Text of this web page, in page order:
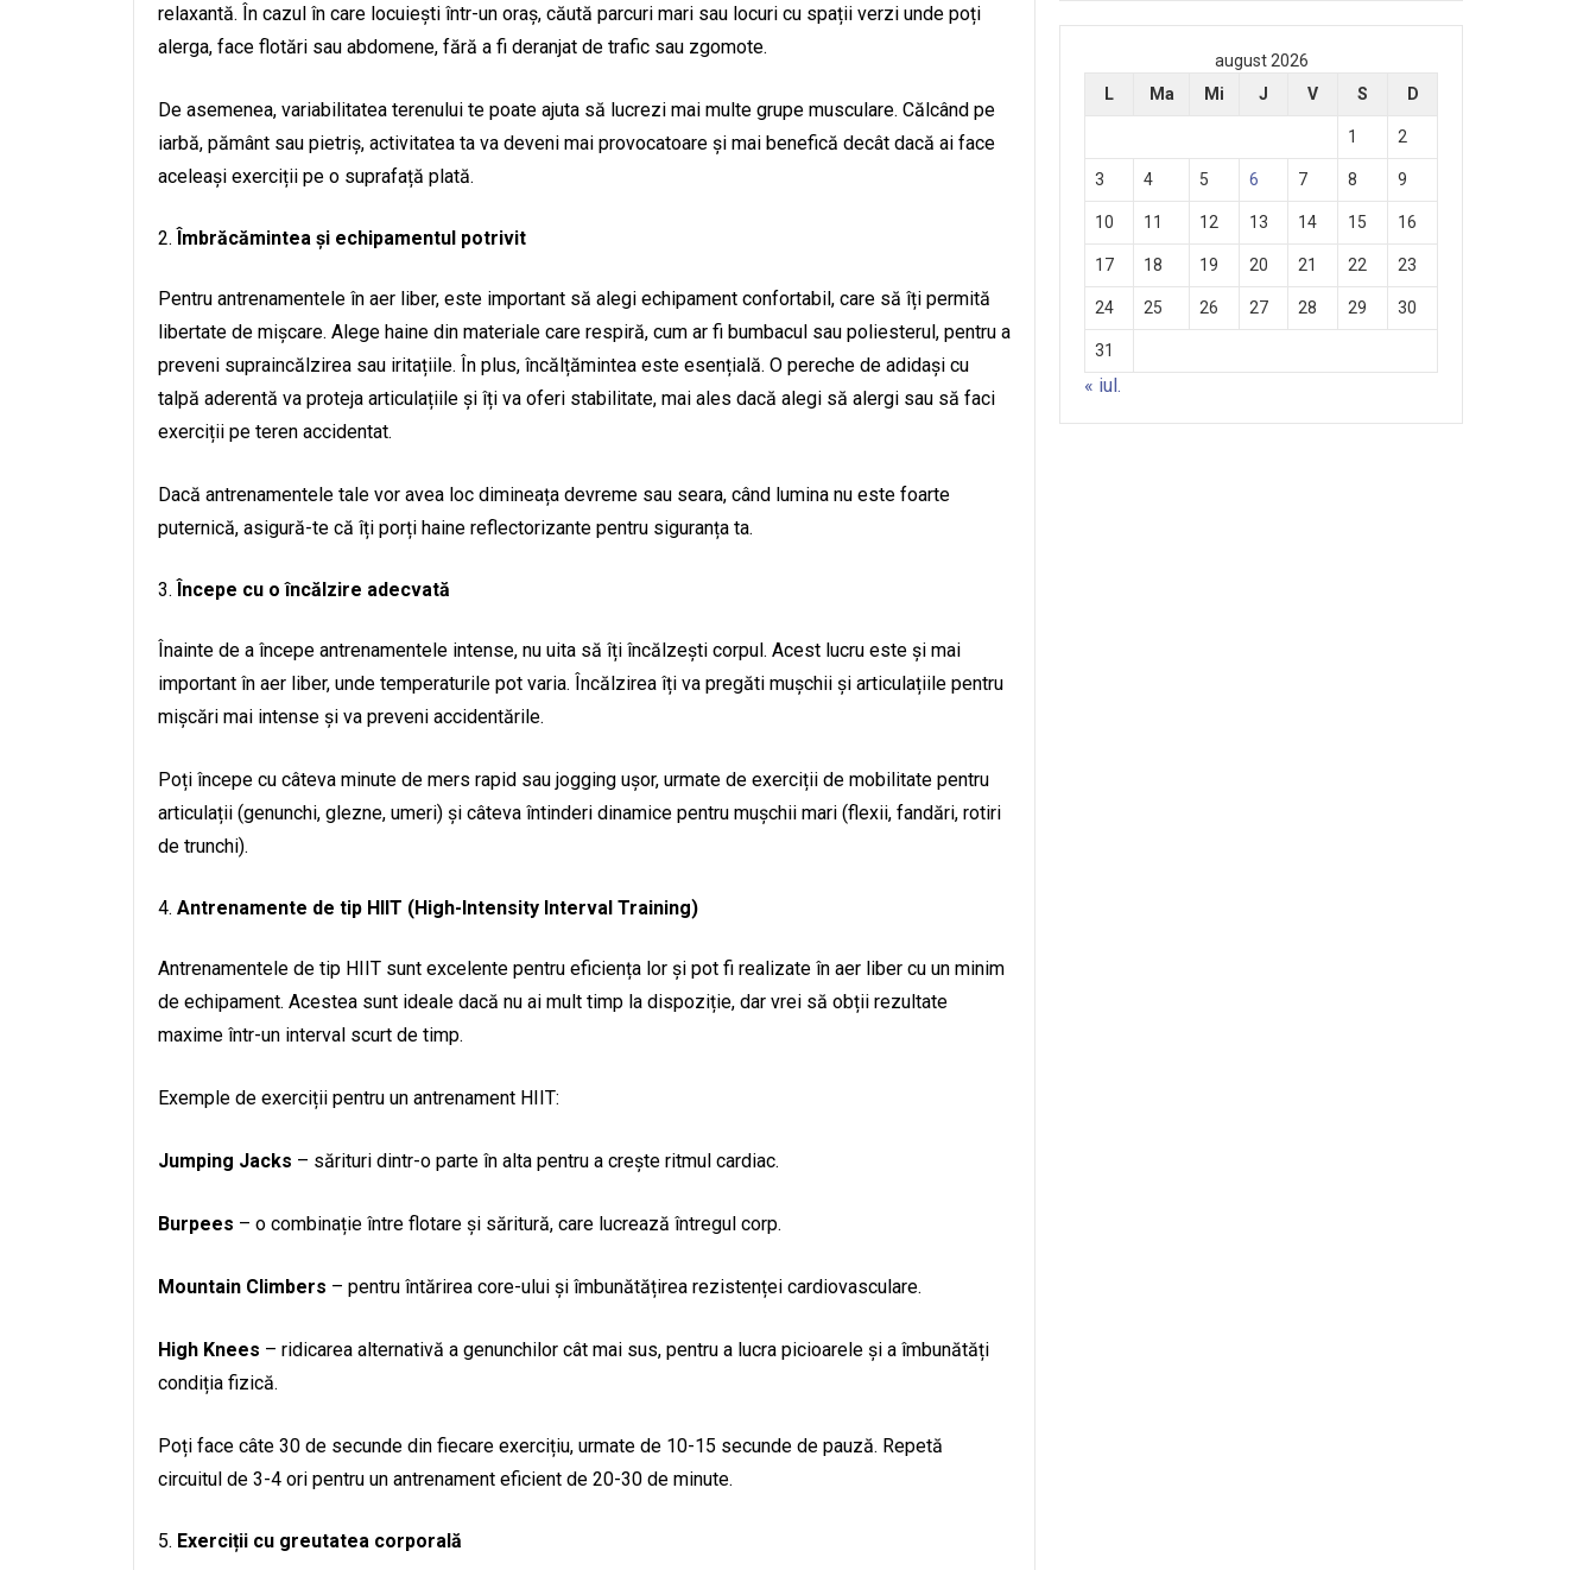
relaxantă. În cazul în care locuiești într-un oraș, căută parcuri mari sau locuri cu spații verzi unde poți
alerga, face flotări sau abdomene, fără a fi deranjat de trafic sau zgomote.
De asemenea, variabilitatea terenului te poate ajuta să lucrezi mai multe grupe musculare. Călcând pe
iarbă, pământ sau pietriș, activitatea ta va deveni mai provocatoare și mai benefică decât dacă ai face
aceleași exerciții pe o suprafață plată.
Îmbrăcămintea și echipamentul potrivit
Pentru antrenamentele în aer liber, este important să alegi echipament confortabil, care să îți permită
libertate de mișcare. Alege haine din materiale care respiră, cum ar fi bumbacul sau poliesterul, pentru a
preveni supraincălzirea sau iritațiile. În plus, încălțămintea este esențială. O pereche de adidași cu
talpă aderentă va proteja articulațiile și îți va oferi stabilitate, mai ales dacă alegi să alergi sau să faci
exerciții pe teren accidentat.
Dacă antrenamentele tale vor avea loc dimineața devreme sau seara, când lumina nu este foarte
puternică, asigură-te că îți porți haine reflectorizante pentru siguranța ta.
Începe cu o încălzire adecvată
Înainte de a începe antrenamentele intense, nu uita să îți încălzești corpul. Acest lucru este și mai
important în aer liber, unde temperaturile pot varia. Încălzirea îți va pregăti mușchii și articulațiile pentru
mișcări mai intense și va preveni accidentările.
Poți începe cu câteva minute de mers rapid sau jogging ușor, urmate de exerciții de mobilitate pentru
articulații (genunchi, glezne, umeri) și câteva întinderi dinamice pentru mușchii mari (flexii, fandări, rotiri
de trunchi).
Antrenamente de tip HIIT (High-Intensity Interval Training)
Antrenamentele de tip HIIT sunt excelente pentru eficiența lor și pot fi realizate în aer liber cu un minim
de echipament. Acestea sunt ideale dacă nu ai mult timp la dispoziție, dar vrei să obții rezultate
maxime într-un interval scurt de timp.
Exemple de exerciții pentru un antrenament HIIT:
Jumping Jacks – sărituri dintr-o parte în alta pentru a crește ritmul cardiac.
Burpees – o combinație între flotare și săritură, care lucrează întregul corp.
Mountain Climbers – pentru întărirea core-ului și îmbunătățirea rezistenței cardiovasculare.
High Knees – ridicarea alternativă a genunchilor cât mai sus, pentru a lucra picioarele și a îmbunătăți
condiția fizică.
Poți face câte 30 de secunde din fiecare exercițiu, urmate de 10-15 secunde de pauză. Repetă
circuitul de 3-4 ori pentru un antrenament eficient de 20-30 de minute.
Exerciții cu greutatea corporală
august 2026
L
Ma Mi J V S D
1 2
3 4 5 6 7 8 9
10 11 12 13 14 15 16
17 18 19 20 21 22 23
24 25 26 27 28 29 30
31
« iul.